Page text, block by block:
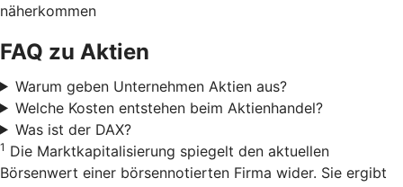
näherkommen
FAQ zu Aktien
Warum geben Unternehmen Aktien aus?
Welche Kosten entstehen beim Aktienhandel?
Was ist der DAX?
1 Die Marktkapitalisierung spiegelt den aktuellen
Börsenwert einer börsennotierten Firma wider. Sie ergibt